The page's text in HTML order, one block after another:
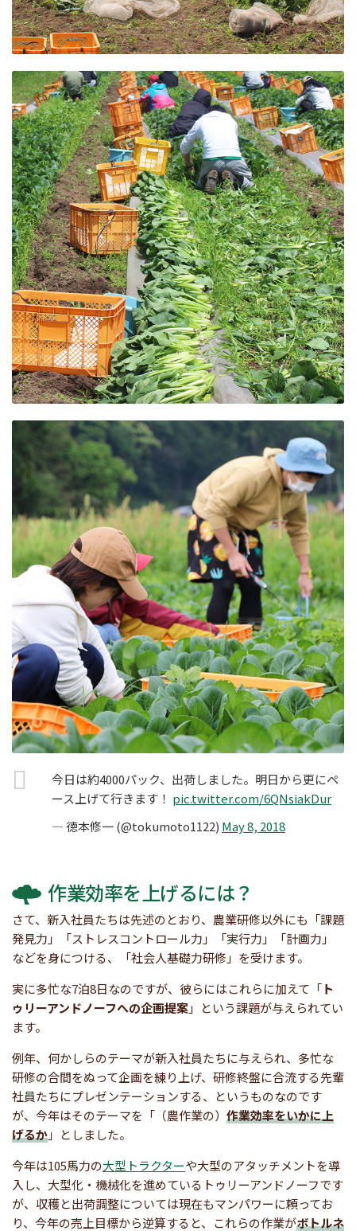
今日は約4000パック、出荷しました。明日から更にペ
ース上げて行きます！ pic.twitter.com/6QNsiakDur
— 徳本修一 (@tokumoto1122) May 8, 2018
作業効率を上げるには？
さて、新入社員たちは先述のとおり、農業研修以外にも「課題
発見力」「ストレスコントロール力」「実行力」「計画力」
などを身につける、「社会人基礎力研修」を受けます。
実に多忙な7泊8日なのですが、彼らにはこれらに加えて「ト
ゥリーアンドノーフへの企画提案」という課題が与えられてい
ます。
例年、何かしらのテーマが新入社員たちに与えられ、多忙な
研修の合間をぬって企画を練り上げ、研修終盤に合流する先輩
社員たちにプレゼンテーションする、というものなのです
が、今年はそのテーマを「（農作業の） 作業効率をいかに上
げるか」としました。
今年は105馬力の大型トラクターや大型のアタッチメントを導
入し、大型化・機械化を進めているトゥリーアンドノーフです
が、収穫と出荷調整については現在もマンパワーに頼ってお
り、今年の売上目標から逆算すると、これらの作業がボトルネ